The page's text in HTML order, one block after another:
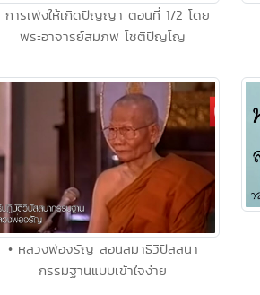
การเพ่งให้เกิดปัญญา ตอนที่ 1/2 โดย
พระอาจารย์สมภพ โชติปัญโญ
• หลวงพ่อจรัญ สอนสมาธิวิปัสสนา
กรรมฐานแบบเข้าใจง่าย